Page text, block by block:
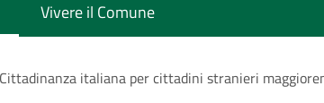
Vivere il Comune
Cittadinanza italiana per cittadini stranieri